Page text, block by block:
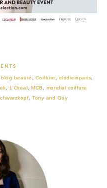
blog beauté Coiffure elodieinparis
L'Oreal MCB
mondial coiffure
Tony and Guy